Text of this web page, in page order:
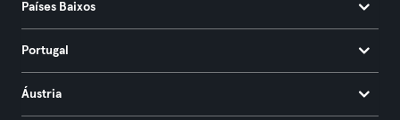
Países Baixos
Portugal
Áustria